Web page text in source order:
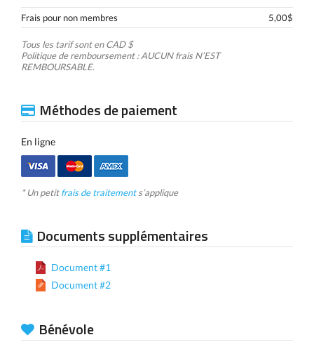
Frais pour non membres 5,00$
Tous les tarif sont en CAD $
Politique de remboursement : AUCUN frais N’EST
REMBOURSABLE.
Méthodes de paiement
En ligne
* Un petitfrais de traitements’applique
Documents supplémentaires
Document #1
Document #2
Bénévole